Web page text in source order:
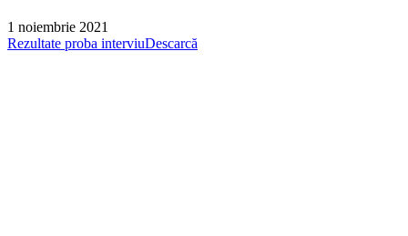
1 noiembrie 2021
Rezultate proba interviuDescarcă